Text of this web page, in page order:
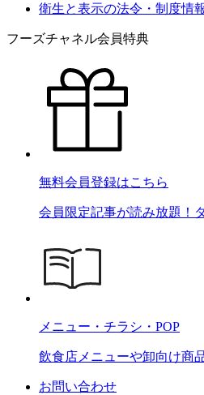
衛生と表示の法令・制度情
フーズチャネル会員特典
無料会員登録はこちら
会員限定記事が読み放題！
メニュー・チラシ・POP
飲食店メニューや卸向け商
お問い合わせ